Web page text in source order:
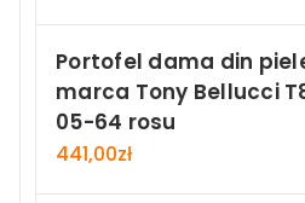
Portofel dama din
marca Tony Bellucci
05-64 rosu
441,00zł